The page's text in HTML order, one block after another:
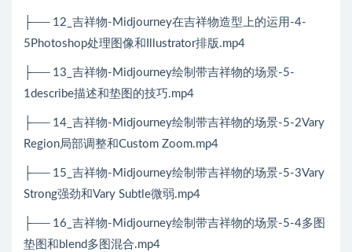
├── 12_吉祥物-Midjourney在吉祥物造型上的运用-4-
5Photoshop处理图像和Illustrator排版.mp4
├── 13_吉祥物-Midjourney绘制带吉祥物的场景-5-
1describe描述和垫图的技巧.mp4
├── 14_吉祥物-Midjourney绘制带吉祥物的场景-5-2Vary
Region局部调整和Custom Zoom.mp4
├── 15_吉祥物-Midjourney绘制带吉祥物的场景-5-3Vary
Strong强劲和Vary Subtle微弱.mp4
├── 16_吉祥物-Midjourney绘制带吉祥物的场景-5-4多图
垫图和blend多图混合.mp4